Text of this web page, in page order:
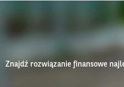
Znajdź rozwiązanie finansowe